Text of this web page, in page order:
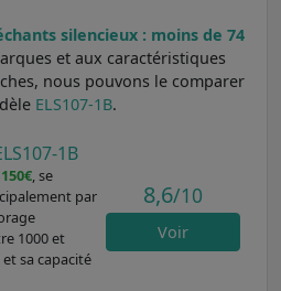
silencieux : moins de 74
et aux caractéristiques
nous pouvons le comparer
ELS107-1B.
1B
, se
par
1000 et
sa capacité
8,6/10
Voir